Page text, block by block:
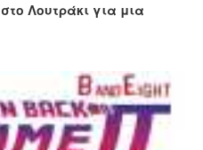
Λουτράκι για μια